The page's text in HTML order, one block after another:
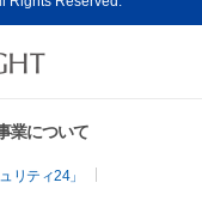
業について
リティ24」